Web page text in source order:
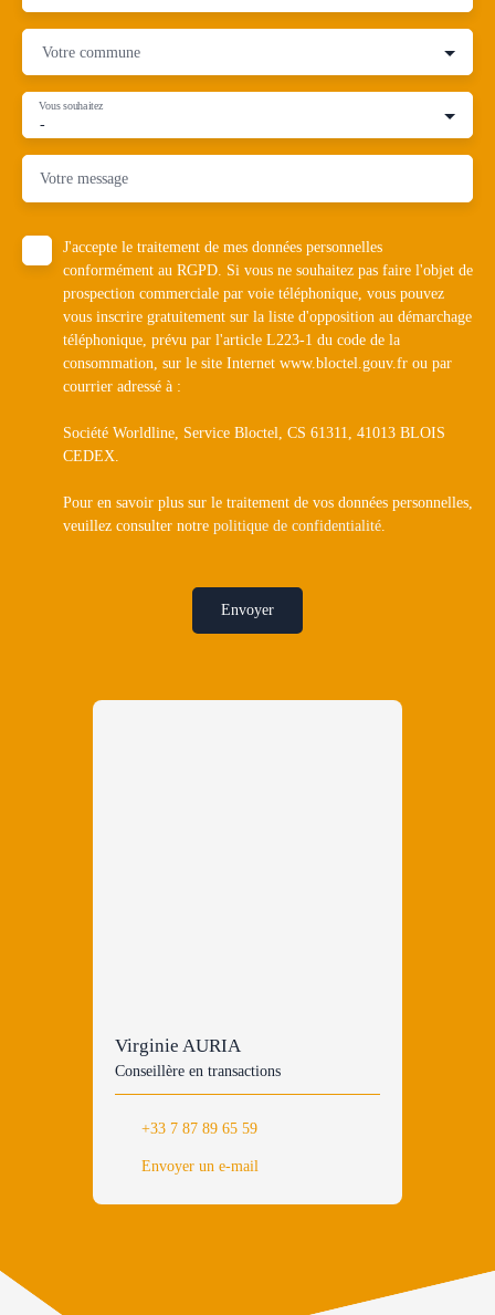
Votre commune
-
Vous souhaitez
Votre message
J'accepte le traitement de mes données personnelles
conformément au RGPD. Si vous ne souhaitez pas faire l'objet de
prospection commerciale par voie téléphonique, vous pouvez
vous inscrire gratuitement sur la liste d'opposition au démarchage
téléphonique, prévu par l'article L223-1 du code de la
consommation, sur le site Internet www.bloctel.gouv.fr ou par
courrier adressé à :
Société Worldline, Service Bloctel, CS 61311, 41013 BLOIS
CEDEX.
Pour en savoir plus sur le traitement de vos données personnelles,
veuillez consulter notre politique de confidentialité
Envoyer
Virginie AURIA
Conseillère en transactions
+33 7 87 89 65 59
Envoyer un e-mail